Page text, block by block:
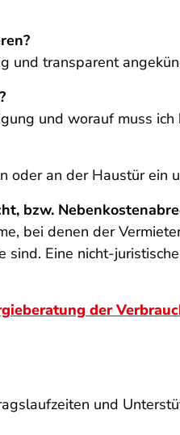
und transparent
und worauf muss
oder an der Haustür
bzw.
bei denen der
Eine nicht-
der
und